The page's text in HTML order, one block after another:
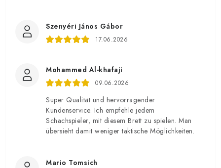
Szenyéri János Gábor
17.06.2026
Mohammed Al-khafaji
09.06.2026
Super Qualität und hervorragender
Kundenservice. Ich empfehle jedem
Schachspieler, mit diesem Brett zu spielen. Man
übersieht damit weniger taktische Möglichkeiten.
Mario Tomsich